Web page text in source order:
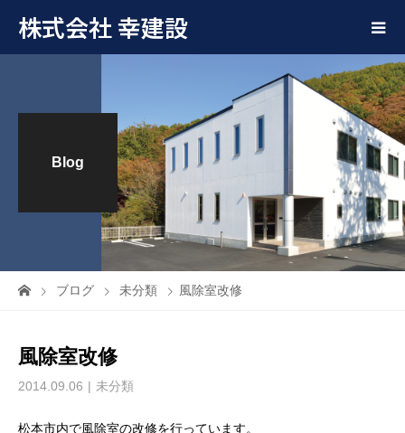
株式会社 幸建設
Blog
ブログ 未分類 風除室改修
風除室改修
2014.09.06 未分類
松本市内で風除室の改修を行っています。